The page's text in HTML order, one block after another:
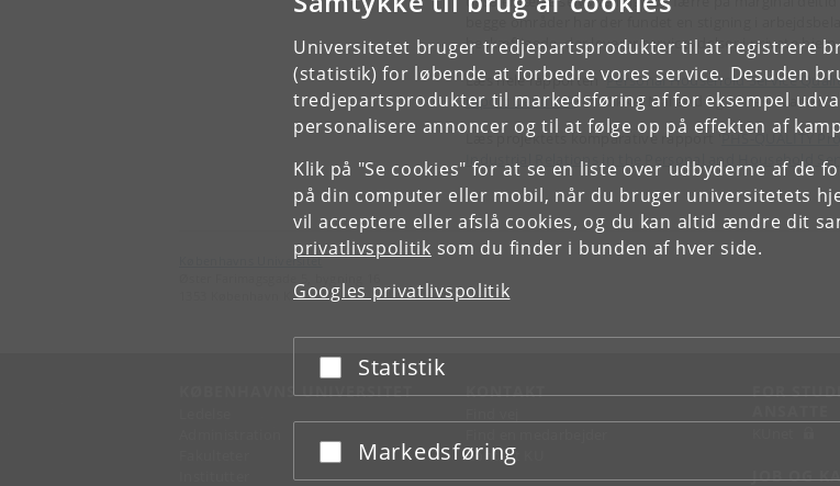
Universitetet bruger tredjepartsprodukter til at registrere
(statistik) for løbende at forbedre vores service. Desuden
tredjepartsprodukter til markedsføring af for eksempel
personalisere annoncer og til at følge op på effekten af
Klik på "Se cookies" for at se en liste over udbyderne af de
på din computer eller mobil, når du bruger universitetets
vil acceptere eller afslå cookies, og du kan altid ændre dit
privatlivspolitik som du finder i bunden af hver side.
Googles privatlivspolitik
Acceptér eller afslå
Statistik
Acceptér eller afslå
Markedsføring
begge områder har der fundet en stigning i
beskæftigede, der leverer serviceydelser i private
Læs hele rapporten 'Personal Household Service
report Denmark' af Mikkel Mailand og Trine P. Larsen.
Læs projektets komparative rapport 'PHS-QUALITY
Industrial Relations in the Personal and Household
Københavns Universitet
KØBENHAVNS UNIVERSITET KONTAKT
Kontakt KU
FOR
JOB OG